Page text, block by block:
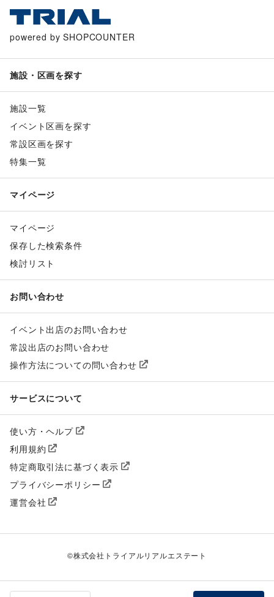
powered by SHOPCOUNTER
施設・区画を探す
施設一覧
イベント区画を探す
常設区画を探す
特集一覧
マイページ
マイページ
保存した検索条件
検討リスト
お問い合わせ
イベント出店のお問い合わせ
常設出店のお問い合わせ
操作方法についての問い合わせ
サービスについて
使い方・ヘルプ
利用規約
特定商取引法に基づく表示
プライバシーポリシー
運営会社
©株式会社トライアルリアルエステート